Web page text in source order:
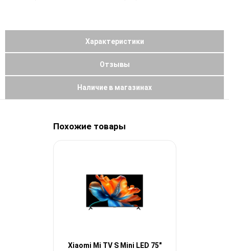
Характеристики
Отзывы
Наличие в магазинах
Похожие товары
Xiaomi Mi TV S Mini LED 75"